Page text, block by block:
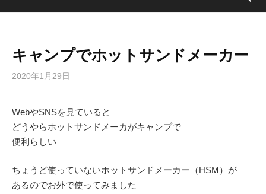
キャンプでホットサンドメーカー
2020年1月29日
WebやSNSを見ていると
どうやらホットサンドメーカがキャンプで
便利らしい
ちょうど使っていないホットサンドメーカー（HSM）が
あるのでお外で使ってみました